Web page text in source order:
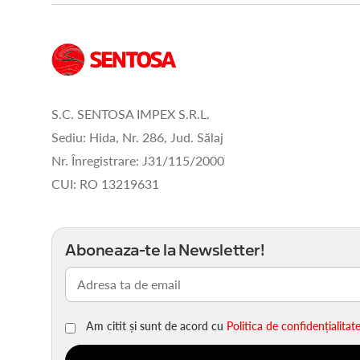
S.C. SENTOSA IMPEX S.R.L.
Sediu: Hida, Nr. 286, Jud. Sălaj
Nr. Înregistrare: J31/115/2000
CUI: RO 13219631
Aboneaza-te la Newsletter!
Email
(Obligatoriu)
Am citit și sunt de acord cu Politica de confidențialitate